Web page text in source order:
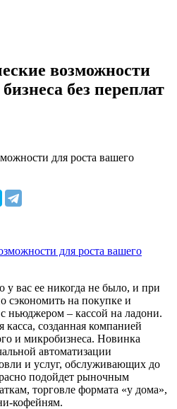
возможности
без переплат
для роста вашего
вас ее никогда не было, и при
сэкономить на покупке и
ньюджером – кассой на ладони.
созданная компанией
и микробизнеса. Новинка
автоматизации
и услуг, обслуживающих до
подойдет рыночным
торговле формата «у дома»,
кофейням.